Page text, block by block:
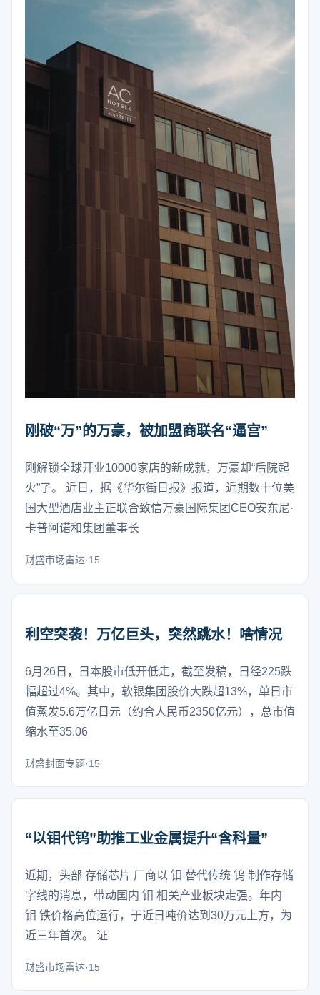
刚破“万”的万豪，被加盟商联名“逼宫”
刚解锁全球开业10000家店的新成就，万豪却“后院起
火”了。 近日，据《华尔街日报》报道，近期数十位美
国大型酒店业主正联合致信万豪国际集团CEO安东尼·
卡普阿诺和集团董事长
财盛市场雷达·15
利空突袭！万亿巨头，突然跳水！啥情况
6月26日，日本股市低开低走，截至发稿，日经225跌
幅超过4%。其中，软银集团股价大跌超13%，单日市
值蒸发5.6万亿日元（约合人民币2350亿元），总市值
缩水至35.06
财盛封面专题·15
“以钼代钨”助推工业金属提升“含科量”
近期，头部 存储芯片 厂商以 钼 替代传统 钨 制作存储
字线的消息，带动国内 钼 相关产业板块走强。年内
钼 铁价格高位运行，于近日吨价达到30万元上方，为
近三年首次。 证
财盛市场雷达·15